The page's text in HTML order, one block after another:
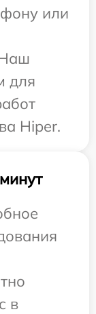
или
для
Hiper.
в